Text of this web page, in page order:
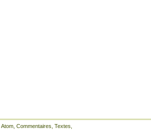
Atom Commentaires Textes